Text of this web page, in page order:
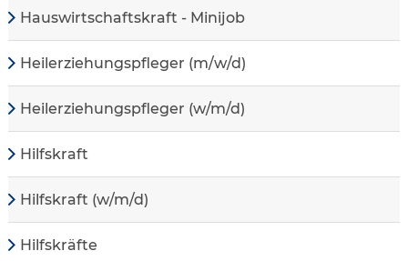
Hauswirtschaftskraft - Minijob
Heilerziehungspfleger (m/w/d)
Heilerziehungspfleger (w/m/d)
Hilfskraft
Hilfskraft (w/m/d)
Hilfskräfte